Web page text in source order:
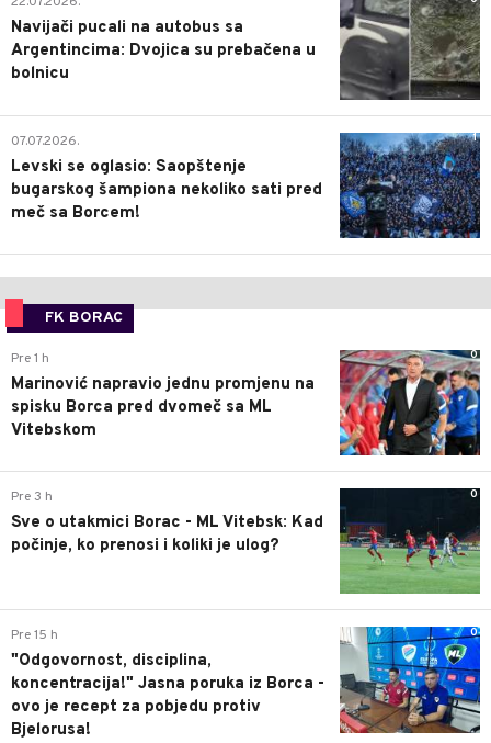
Navijači pucali na autobus sa
Argentincima: Dvojica su prebačena u
bolnicu
1
07.07.2026.
Levski se oglasio: Saopštenje
bugarskog šampiona nekoliko sati pred
meč sa Borcem!
FK BORAC
0
Pre 1 h
Marinović napravio jednu promjenu na
spisku Borca pred dvomeč sa ML
Vitebskom
0
Pre 3 h
Sve o utakmici Borac - ML Vitebsk: Kad
počinje, ko prenosi i koliki je ulog?
0
Pre 15 h
"Odgovornost, disciplina,
koncentracija!" Jasna poruka iz Borca -
ovo je recept za pobjedu protiv
Bjelorusa!